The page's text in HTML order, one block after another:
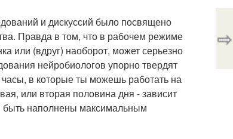
и дискуссий было посвящено
Правда в том, что в рабочем режиме
или (вдруг) наоборот, может серьезно
нейробиологов упорно твердят
в которые ты можешь работать на
или вторая половина дня - зависит
быть наполнены максимальным
⇨